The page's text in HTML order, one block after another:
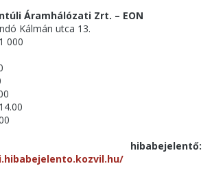
Áramhálózati Zrt. – EON
Kálmán utca 13.
000
hibabejelentő: